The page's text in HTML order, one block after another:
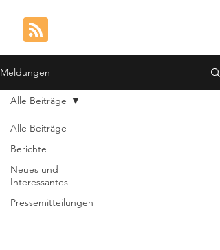
Meldungen
Alle Beiträge
Berichte
Neues und
Interessantes
Pressemitteilungen
Alle Beiträge